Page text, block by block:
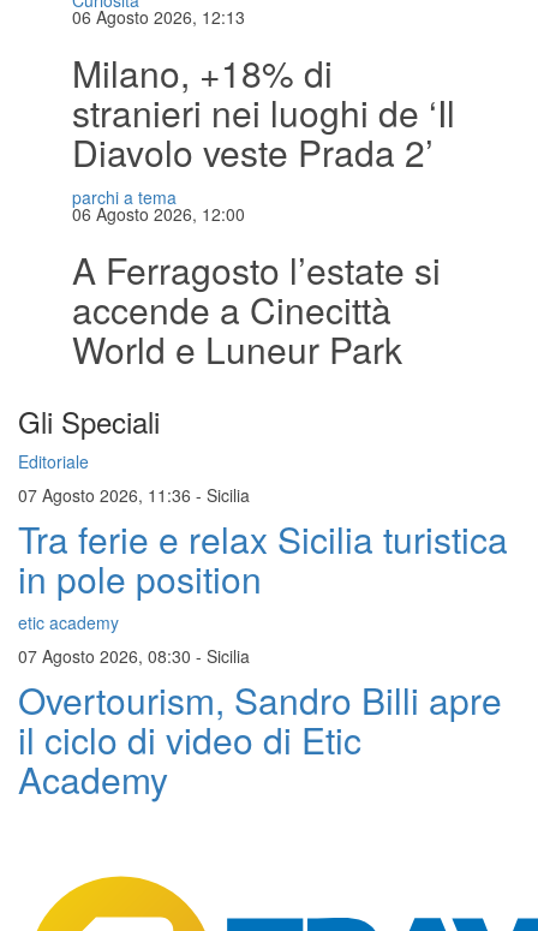
06 Agosto 2026, 12:13
Milano, +18% di
stranieri nei luoghi de ‘Il
Diavolo veste Prada 2’
parchi a tema
06 Agosto 2026, 12:00
A Ferragosto l’estate si
accende a Cinecittà
World e Luneur Park
Gli Speciali
Editoriale
07 Agosto 2026, 11:36 - Sicilia
Tra ferie e relax Sicilia turistica
in pole position
etic academy
07 Agosto 2026, 08:30 - Sicilia
Overtourism, Sandro Billi apre
il ciclo di video di Etic
Academy